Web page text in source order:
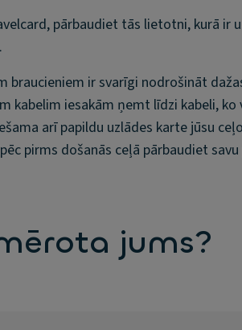
pārbaudiet tās lietotni, kurā ir
braucieniem ir svarīgi nodrošināt
kabelim iesakām ņemt līdzi kabeli, ko
arī papildu uzlādes karte jūsu
pirms došanās ceļā pārbaudiet
jums?